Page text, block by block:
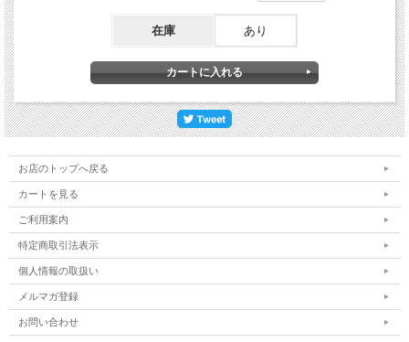
在庫 あり
お店のトップへ戻る
カートを見る
ご利用案内
特定商取引法表示
個人情報の取扱い
メルマガ登録
お問い合わせ